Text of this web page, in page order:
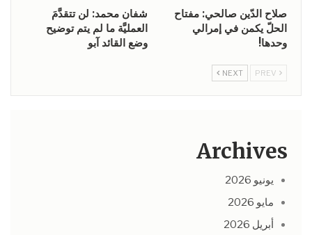
صلاح الدّين صالحي: مفتاح
الحلّ يكمن في إمرالي
وحدها!
شفان محمد: لن تتقدَّمَ
العمليَّة ما لم يتم توضيح
وضع القائد آبو
NEXT
Archives
يونيو 2026
مايو 2026
أبريل 2026